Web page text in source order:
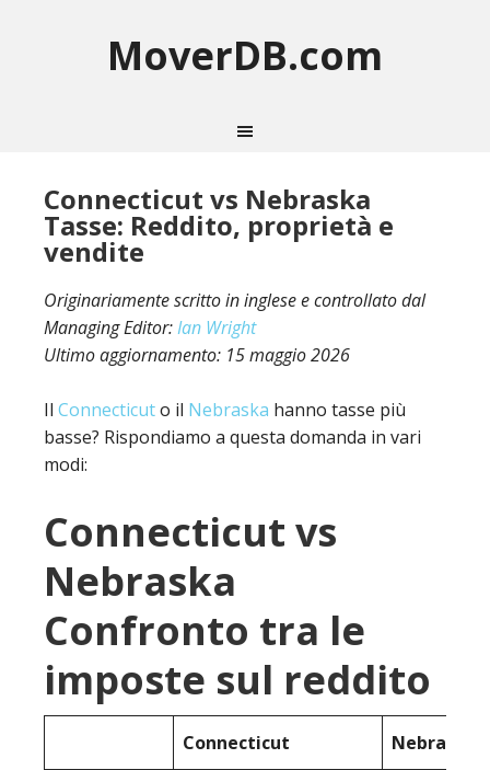
MoverDB.com
Connecticut vs Nebraska
Tasse: Reddito, proprietà e
vendite
Originariamente scritto in inglese e controllato dal
Managing Editor:Ian Wright
Ultimo aggiornamento: 15 maggio 2026
Il Connecticuto il Nebraska hanno tasse più
basse? Rispondiamo a questa domanda in vari
modi:
Connecticut vs
Nebraska
Confronto tra le
imposte sul reddito
Connecticut Nebraska